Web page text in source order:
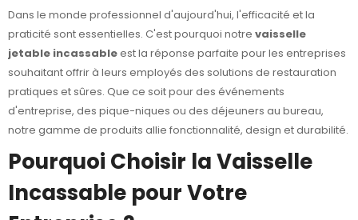
Dans le monde professionnel d'aujourd'hui, l'efficacité et la
praticité sont essentielles. C'est pourquoi notre vaisselle
jetable incassableest la réponse parfaite pour les entreprises
souhaitant offrir à leurs employés des solutions de restauration
pratiques et sûres. Que ce soit pour des événements
d'entreprise, des pique-niques ou des déjeuners au bureau,
notre gamme de produits allie fonctionnalité, design et durabilité.
Pourquoi Choisir la Vaisselle
Incassable pour Votre